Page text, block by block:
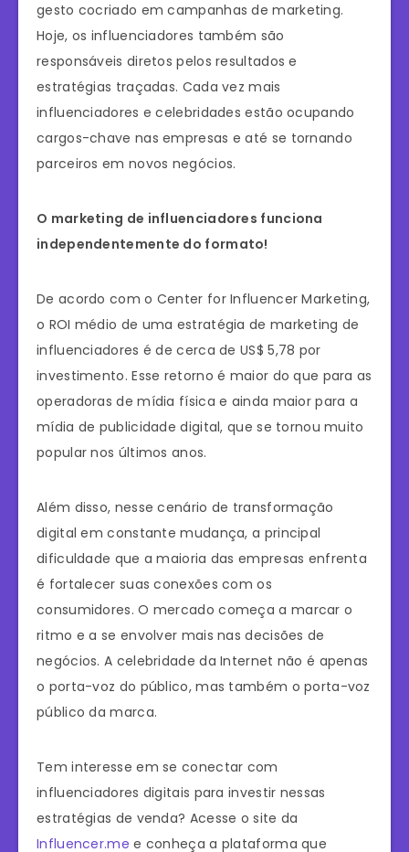
gesto cocriado em campanhas de marketing.
Hoje, os influenciadores também são
responsáveis ​​diretos pelos resultados e
estratégias traçadas. Cada vez mais
influenciadores e celebridades estão ocupando
cargos-chave nas empresas e até se tornando
parceiros em novos negócios.
O marketing de influenciadores funciona
independentemente do formato!
De acordo com o Center for Influencer Marketing,
o ROI médio de uma estratégia de marketing de
influenciadores é de cerca de US$ 5,78 por
investimento. Esse retorno é maior do que para as
operadoras de mídia física e ainda maior para a
mídia de publicidade digital, que se tornou muito
popular nos últimos anos.
Além disso, nesse cenário de transformação
digital em constante mudança, a principal
dificuldade que a maioria das empresas enfrenta
é fortalecer suas conexões com os
consumidores. O mercado começa a marcar o
ritmo e a se envolver mais nas decisões de
negócios. A celebridade da Internet não é apenas
o porta-voz do público, mas também o porta-voz
público da marca.
Tem interesse em se conectar com
influenciadores digitais para investir nessas
estratégias de venda? Acesse o site da
Influencer.me e conheça a plataforma que